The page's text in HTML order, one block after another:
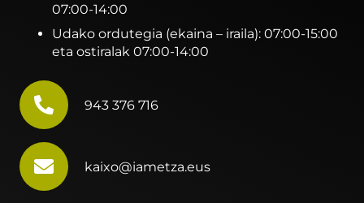
07:00-14:00
Udako ordutegia (ekaina – iraila): 07:00-15:00
eta ostiralak 07:00-14:00
943 376 716
kaixo@iametza.eus